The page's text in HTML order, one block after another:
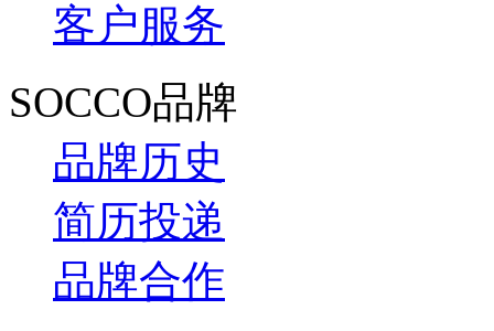
客户服务
SOCCO品牌
品牌历史
简历投递
品牌合作